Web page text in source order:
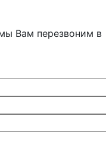
Вам перезвоним в